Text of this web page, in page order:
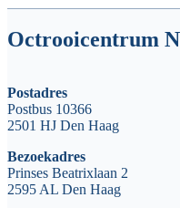
Octrooicentrum
Postadres
Postbus 10366
2501 HJ Den Haag
Bezoekadres
Prinses Beatrixlaan 2
2595 AL Den Haag